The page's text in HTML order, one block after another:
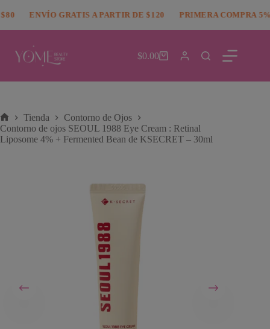
al
ENVÍO GRATIS A PARTIR DE $120 PRIMERA COMPRA 5%
Carro
compra
$0.00
Inicio
Tienda
Contorno de Ojos
Contorno de ojos SEOUL 1988 Eye Cream : Retinal
Liposome 4% + Fermented Bean de KSECRET – 30ml